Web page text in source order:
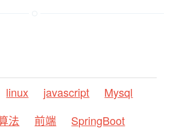
linux javascript
Mysql
法 前端
SpringBoot